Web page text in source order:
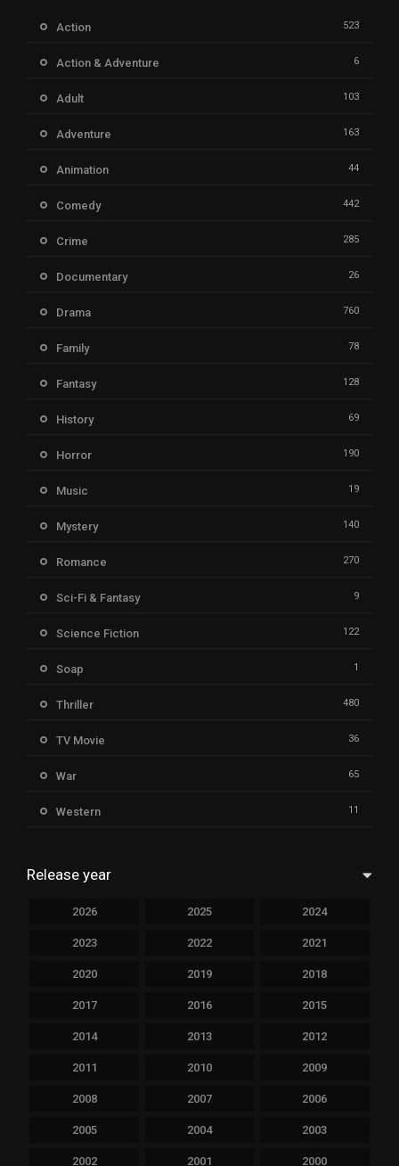
Action 523
Action & Adventure 6
Adult 103
Adventure 163
Animation 44
Comedy 442
Crime 285
Documentary 26
Drama 760
Family 78
Fantasy 128
History 69
Horror 190
Music 19
Mystery 140
Romance 270
Sci-Fi & Fantasy 9
Science Fiction 122
Soap 1
Thriller 480
TV Movie 36
War 65
Western 11
Release year
2026 2025 2024
2023 2022 2021
2020 2019 2018
2017 2016 2015
2014 2013 2012
2011 2010 2009
2008 2007 2006
2005 2004 2003
2002 2001 2000